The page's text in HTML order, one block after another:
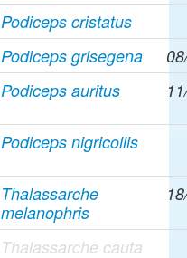
Podiceps cristatus
Podiceps grisegena
Podiceps auritus
Podiceps nigricollis
Thalassarche
melanophris
Thalassarche cauta